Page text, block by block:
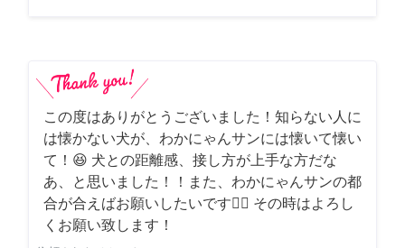
この度はありがとうございました！知らない人に
は懐かない犬が、わかにゃんサンには懐いて懐い
て！😆 犬との距離感、接し方が上手な方だな
あ、と思いました！！また、わかにゃんサンの都
合が合えばお願いしたいです🙇‍♂️ その時はよろし
くお願い致します！